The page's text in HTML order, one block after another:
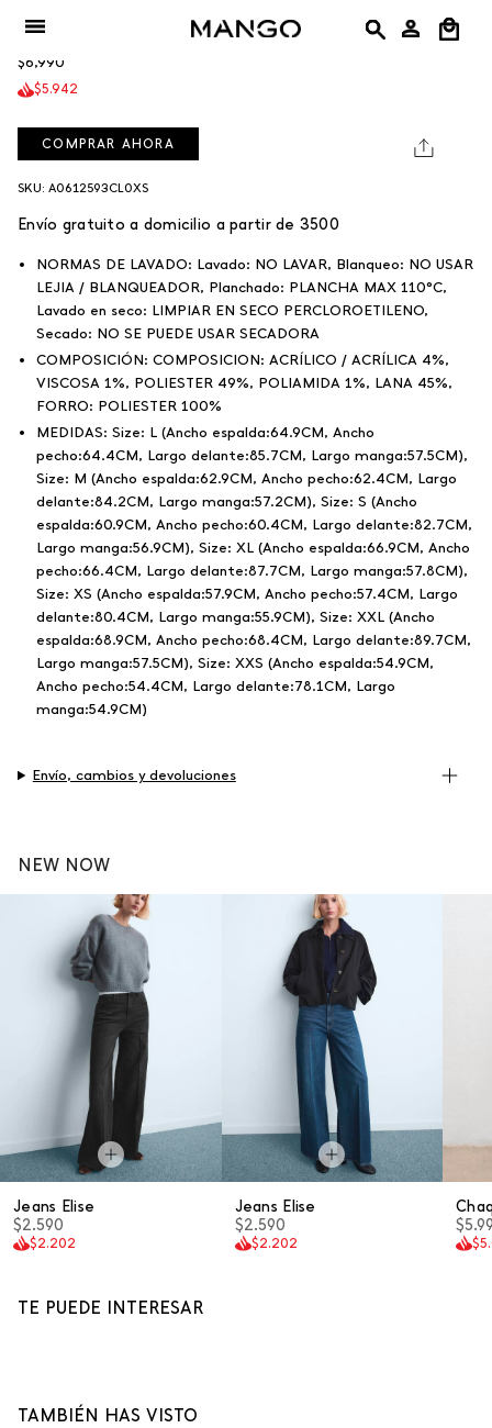
contenido
Abrigo Lee
$6,990
$5.942
COMPRAR AHORA
SKU: A0612593CL0XS
Envío gratuito a domicilio a partir de 3500
NORMAS DE LAVADO: Lavado: NO LAVAR, Blanqueo: NO USAR
LEJIA / BLANQUEADOR, Planchado: PLANCHA MAX 110°C,
Lavado en seco: LIMPIAR EN SECO PERCLOROETILENO,
Secado: NO SE PUEDE USAR SECADORA
COMPOSICIÓN: COMPOSICION: ACRÍLICO / ACRÍLICA 4%,
VISCOSA 1%, POLIESTER 49%, POLIAMIDA 1%, LANA 45%,
FORRO: POLIESTER 100%
MEDIDAS: Size: L (Ancho espalda:64.9CM, Ancho
pecho:64.4CM, Largo delante:85.7CM, Largo manga:57.5CM),
Size: M (Ancho espalda:62.9CM, Ancho pecho:62.4CM, Largo
delante:84.2CM, Largo manga:57.2CM), Size: S (Ancho
espalda:60.9CM, Ancho pecho:60.4CM, Largo delante:82.7CM,
Largo manga:56.9CM), Size: XL (Ancho espalda:66.9CM, Ancho
pecho:66.4CM, Largo delante:87.7CM, Largo manga:57.8CM),
Size: XS (Ancho espalda:57.9CM, Ancho pecho:57.4CM, Largo
delante:80.4CM, Largo manga:55.9CM), Size: XXL (Ancho
espalda:68.9CM, Ancho pecho:68.4CM, Largo delante:89.7CM,
Largo manga:57.5CM), Size: XXS (Ancho espalda:54.9CM,
Ancho pecho:54.4CM, Largo delante:78.1CM, Largo
manga:54.9CM)
Envío, cambios y devoluciones
NEW NOW
Jeans Elise
$2.590
$2.202
Jeans Elise
$2.590
$2.202
TE PUEDE INTERESAR
TAMBIÉN HAS VISTO